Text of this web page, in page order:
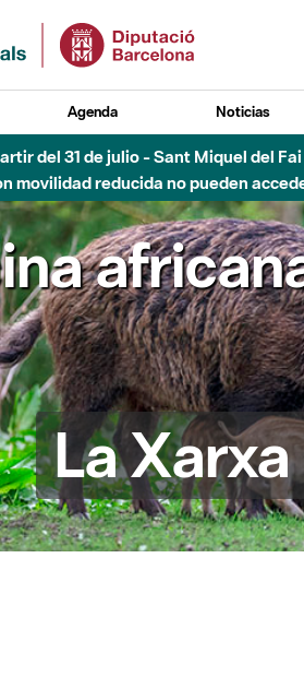
Agenda Noticias
del 31 de julio - Sant Miquel del
movilidad reducida no pueden
La